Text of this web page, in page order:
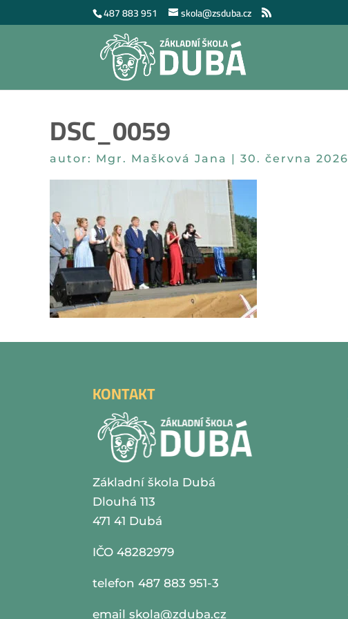
487 883 951 skola@zsduba.cz
DSC_0059
autor: Mgr. Mašková Jana | 30. června 2026
KONTAKT
Základní škola Dubá
Dlouhá 113
471 41 Dubá
IČO 48282979
telefon 487 883 951-3
emailskola@zduba.cz